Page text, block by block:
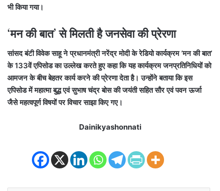
भी किया गया।
‘मन की बात’ से मिलती है जनसेवा की प्रेरणा
सांसद बंटी विवेक साहू ने प्रधानमंत्री नरेंद्र मोदी के रेडियो कार्यक्रम ‘मन की बात’
के 133वें एपिसोड का उल्लेख करते हुए कहा कि यह कार्यक्रम जनप्रतिनिधियों को
आमजन के बीच बेहतर कार्य करने की प्रेरणा देता है। उन्होंने बताया कि इस
एपिसोड में महात्मा बुद्ध एवं सुभाष चंद्र बोस की जयंती सहित सौर एवं पवन ऊर्जा
जैसे महत्वपूर्ण विषयों पर विचार साझा किए गए।
Dainikyashonnati